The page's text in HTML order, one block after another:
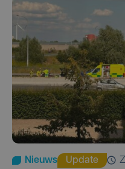
Nieuws Update